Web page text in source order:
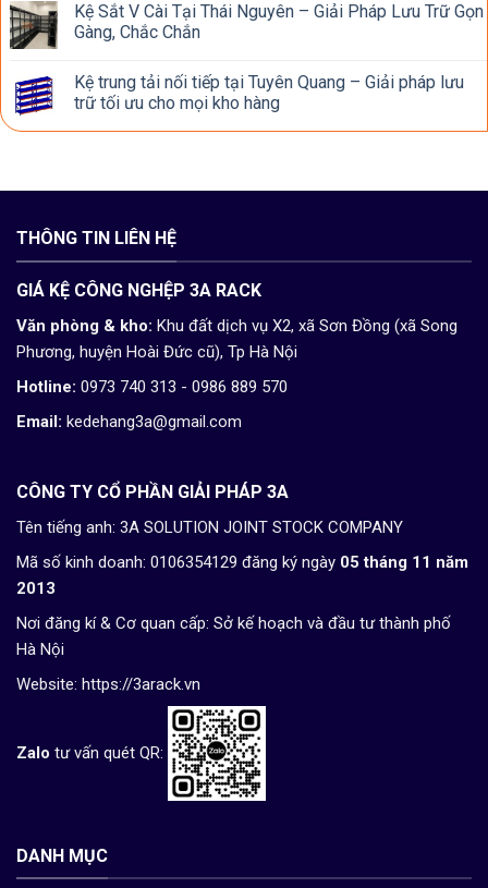
Kệ Sắt V Cài Tại Thái Nguyên – Giải Pháp Lưu Trữ Gọn
Gàng, Chắc Chắn
Kệ trung tải nối tiếp tại Tuyên Quang – Giải pháp lưu
trữ tối ưu cho mọi kho hàng
THÔNG TIN LIÊN HỆ
GIÁ KỆ CÔNG NGHỆP 3A RACK
Văn phòng & kho: Khu đất dịch vụ X2, xã Sơn Đồng (xã Song
Phương, huyện Hoài Đức cũ), Tp Hà Nội
Hotline: 0973 740 313 - 0986 889 570
Email: kedehang3a@gmail.com
CÔNG TY CỔ PHẦN GIẢI PHÁP 3A
Tên tiếng anh: 3A SOLUTION JOINT STOCK COMPANY
Mã số kinh doanh: 0106354129 đăng ký ngày 05 tháng 11 năm
2013
Nơi đăng kí & Cơ quan cấp: Sở kế hoạch và đầu tư thành phố
Hà Nội
Website: https://3arack.vn
Zalo tư vấn quét QR:
DANH MỤC